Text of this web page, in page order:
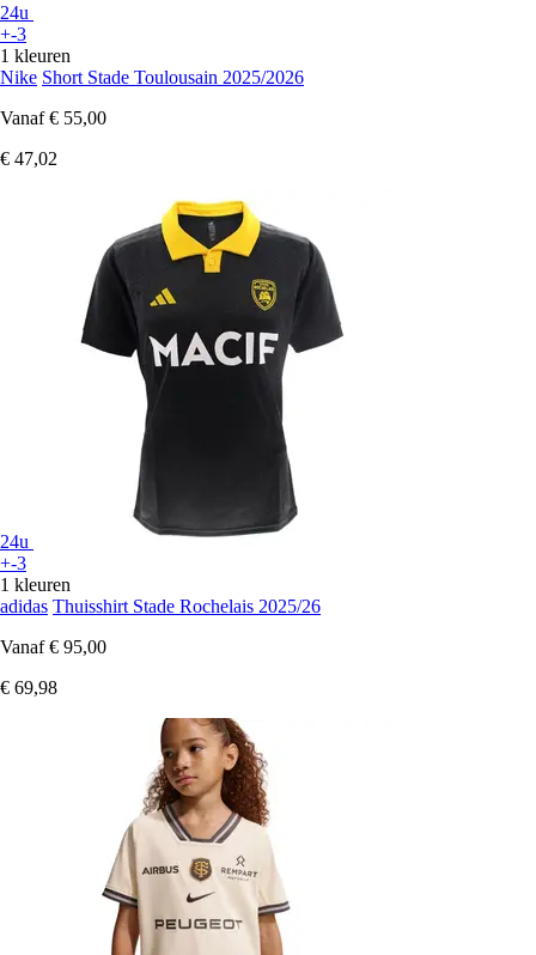
24u
+-3
1 kleuren
Nike Short Stade Toulousain 2025/2026
Vanaf € 55,00
€ 47,02
24u
+-3
1 kleuren
adidas Thuisshirt Stade Rochelais 2025/26
Vanaf € 95,00
€ 69,98